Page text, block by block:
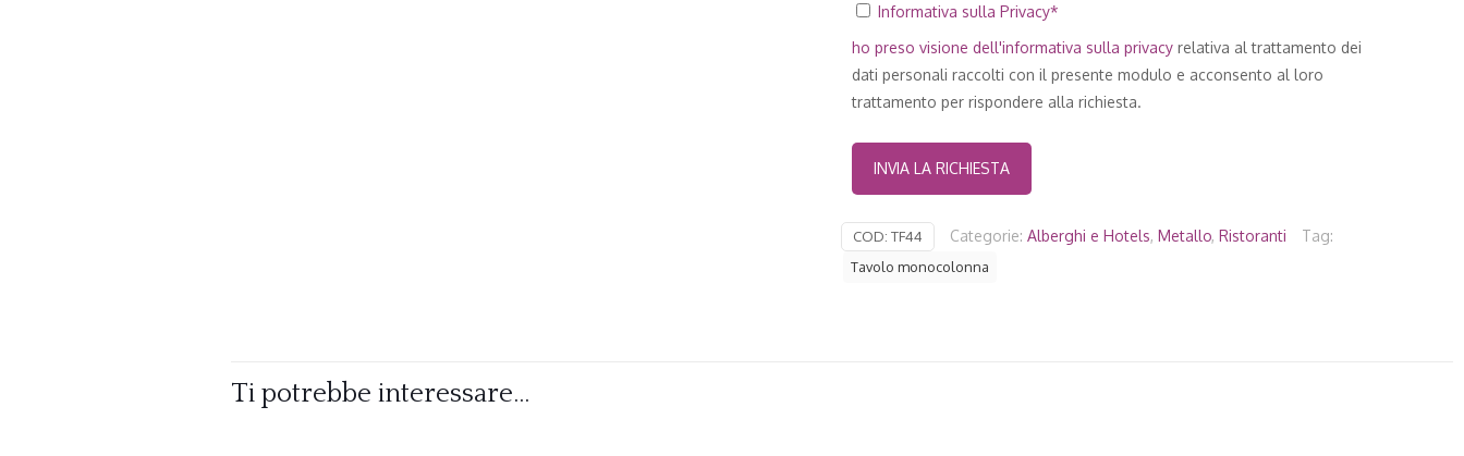
Informativa sulla Privacy*
ho preso visione dell'informativa sulla privacyrelativa al trattamento dei
dati personali raccolti con il presente modulo e acconsento al loro
trattamento per rispondere alla richiesta.
COD: TF44 Categorie: Alberghi e Hotels, Metallo, Ristoranti Tag:
Tavolo monocolonna
Ti potrebbe interessare…